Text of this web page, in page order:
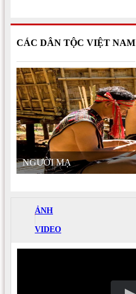
CÁC DÂN TỘC VIỆT NAM
NGƯỜI MẠ
ẢNH
VIDEO